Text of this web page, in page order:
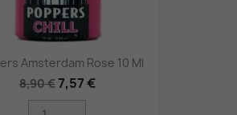
Amsterdam Rose 10 Ml
8,90 €7,57 €